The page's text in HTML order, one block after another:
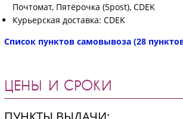
Почтомат, Пятёрочка (5post), CDEK
Курьерская доставка: CDEK
Список пунктов самовывоза (28
ЦЕНЫ И СРОКИ